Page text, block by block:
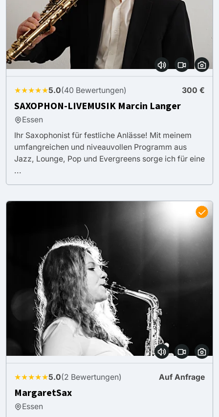
★★★★★5.0(40 Bewertungen) 300 €
SAXOPHON-LIVEMUSIK Marcin Langer
Essen
Ihr Saxophonist für festliche Anlässe! Mit meinem
umfangreichen und niveauvollen Programm aus
Jazz, Lounge, Pop und Evergreens sorge ich für eine
...
★★★★★5.0(2 Bewertungen) Auf Anfrage
MargaretSax
Essen